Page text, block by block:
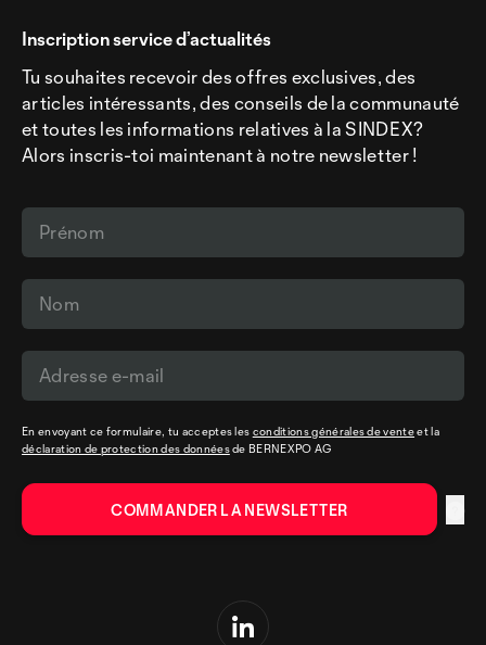
Inscription service d’actualités
Tu souhaites recevoir des offres exclusives, des
articles intéressants, des conseils de la communauté
et toutes les informations relatives à la SINDEX?
Alors inscris-toi maintenant à notre newsletter !
En envoyant ce formulaire, tu acceptes les conditions générales de venteet la
déclaration de protection des donnéesde BERNEXPO AG